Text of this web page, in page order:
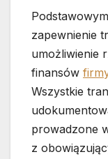
zapewnienie
umożliwienie
finansów
Wszystkie
prowadzone
z